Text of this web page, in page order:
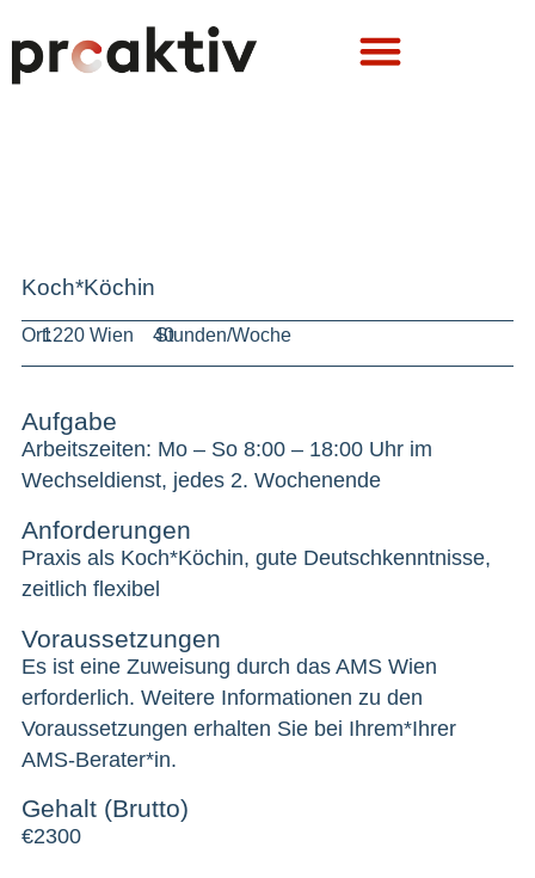
Koch*Köchin
Ort:1220 Wien 40
Stunden/Woche
Aufgabe
Arbeitszeiten: Mo – So 8:00 – 18:00 Uhr im
Wechseldienst, jedes 2. Wochenende
Anforderungen
Praxis als Koch*Köchin, gute Deutschkenntnisse,
zeitlich flexibel
Voraussetzungen
Es ist eine Zuweisung durch das AMS Wien
erforderlich. Weitere Informationen zu den
Voraussetzungen erhalten Sie bei Ihrem*Ihrer
AMS-Berater*in.
Gehalt (Brutto)
€2300